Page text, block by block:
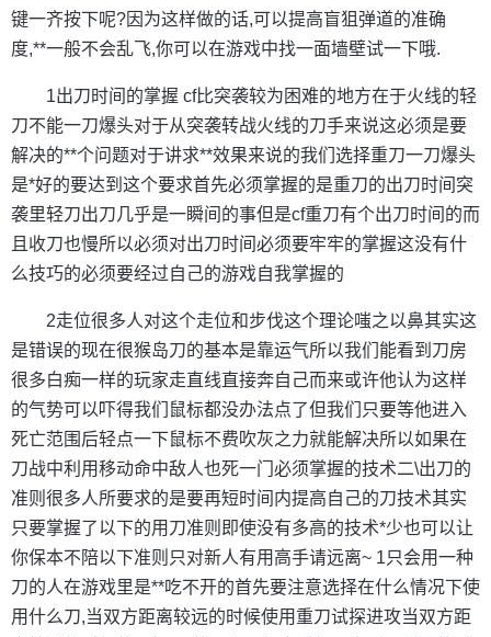
键一齐按下呢?因为这样做的话,可以提高盲狙弹道的准确
度,**一般不会乱飞,你可以在游戏中找一面墙壁试一下哦.
1出刀时间的掌握 cf比突袭较为困难的地方在于火线的轻
刀不能一刀爆头对于从突袭转战火线的刀手来说这必须是要
解决的**个问题对于讲求**效果来说的我们选择重刀一刀爆头
是*好的要达到这个要求首先必须掌握的是重刀的出刀时间突
袭里轻刀出刀几乎是一瞬间的事但是cf重刀有个出刀时间的而
且收刀也慢所以必须对出刀时间必须要牢牢的掌握这没有什
么技巧的必须要经过自己的游戏自我掌握的
2走位很多人对这个走位和步伐这个理论嗤之以鼻其实这
是错误的现在很猴岛刀的基本是靠运气所以我们能看到刀房
很多白痴一样的玩家走直线直接奔自己而来或许他认为这样
的气势可以吓得我们鼠标都没办法点了但我们只要等他进入
死亡范围后轻点一下鼠标不费吹灰之力就能解决所以如果在
刀战中利用移动命中敌人也死一门必须掌握的技术二\出刀的
准则很多人所要求的是要再短时间内提高自己的刀技术其实
只要掌握了以下的用刀准则即使没有多高的技术*少也可以让
你保本不陪以下准则只对新人有用高手请远离~ 1只会用一种
刀的人在游戏里是**吃不开的首先要注意选择在什么情况下使
用什么刀,当双方距离较远的时候使用重刀试探进攻当双方距